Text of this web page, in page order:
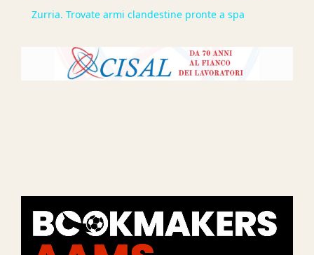
Zurria. Trovate armi clandestine pronte a spa